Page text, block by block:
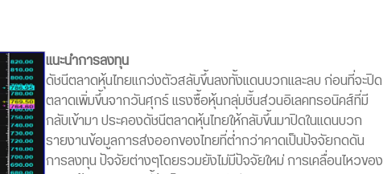
แนะนำการลงทุน
ดัชนีตลาดหุ้นไทยแกว่งตัวสลับขึ้นลงทั้งแดนบวกและลบ ก่อนที่จะปิด
ตลาดเพิ่มขึ้นจากวันศุกร์ แรงซื้อหุ้นกลุ่มชิ้นส่วนอิเลคทรอนิคส์ที่มี
กลับเข้ามา ประคองดัชนีตลาดหุ้นไทยให้กลับขึ้นมาปิดในแดนบวก
รายงานข้อมูลการส่งออกของไทยที่ต่ำกว่าคาดเป็นปัจจัยกดดัน
การลงทุน ปัจจัยต่างๆโดยรวมยังไม่มีปัจจัยใหม่ การเคลื่อนไหวของ